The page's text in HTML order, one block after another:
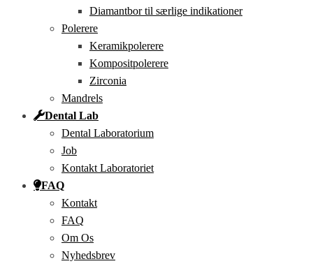
Diamantbor til særlige indikationer
Polerere
Keramikpolerere
Kompositpolerere
Zirconia
Mandrels
Dental Lab
Dental Laboratorium
Job
Kontakt Laboratoriet
FAQ
Kontakt
FAQ
Om Os
Nyhedsbrev